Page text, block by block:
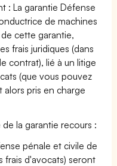
: La garantie Défense
de machines
cette garantie,
frais juridiques (dans
contrat), lié à un litige
(que vous pouvez
pris en charge
la garantie recours :
pénale et civile de
frais d'avocats) seront